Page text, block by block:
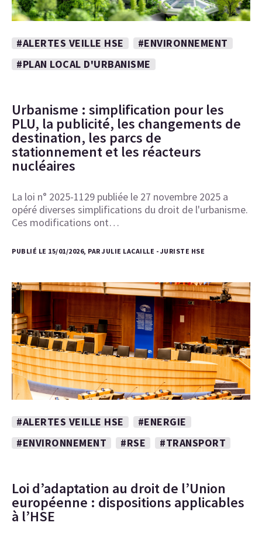
#ALERTES VEILLE HSE
#ENVIRONNEMENT
#PLAN LOCAL D'URBANISME
Urbanisme : simplification pour les
PLU, la publicité, les changements de
destination, les parcs de
stationnement et les réacteurs
nucléaires
La loi n° 2025-1129 publiée le 27 novembre 2025 a
opéré diverses simplifications du droit de l'urbanisme.
Ces modifications ont…
PUBLIÉ LE 15/01/2026, PAR JULIE LACAILLE - JURISTE HSE
#ALERTES VEILLE HSE
#ENERGIE
#ENVIRONNEMENT
#RSE #TRANSPORT
Loi d’adaptation au droit de l’Union
européenne : dispositions applicables
à l’HSE